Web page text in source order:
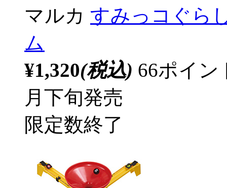
マルカ すみっコぐら
ム
¥1,320(税込) 66ポイ
月下旬発売
限定数終了